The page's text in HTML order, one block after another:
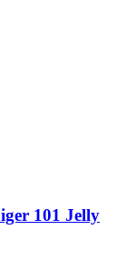
101 Jelly